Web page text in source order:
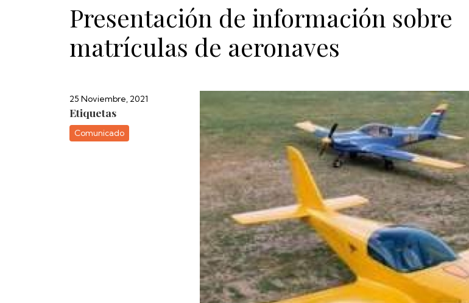
Presentación de información sobre
matrículas de aeronaves
25 Noviembre, 2021
Etiquetas
Comunicado